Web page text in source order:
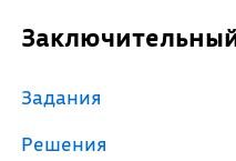
Задания
Решения